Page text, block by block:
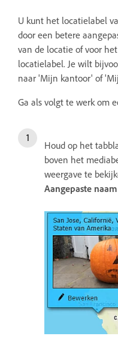
U kunt het locatielabel
door een betere
van de locatie of voor
locatielabel. Je wilt
naar 'Mijn kantoor' of
Ga als volgt te werk om
Houd op het
boven het
weergave te
Aangepaste